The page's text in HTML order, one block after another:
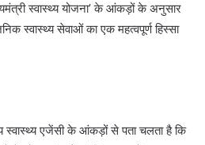
स्वास्थ्य योजना’ के आंकड़ों के अनुसार
स्वास्थ्य सेवाओं का एक महत्वपूर्ण हिस्सा
स्वास्थ्य एजेंसी के आंकड़ों से पता चलता है कि